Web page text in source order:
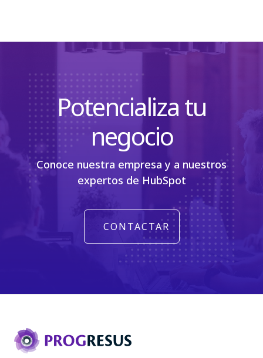
Potencializa tu
negocio
Conoce nuestra empresa y a nuestros
expertos de HubSpot
CONTACTAR